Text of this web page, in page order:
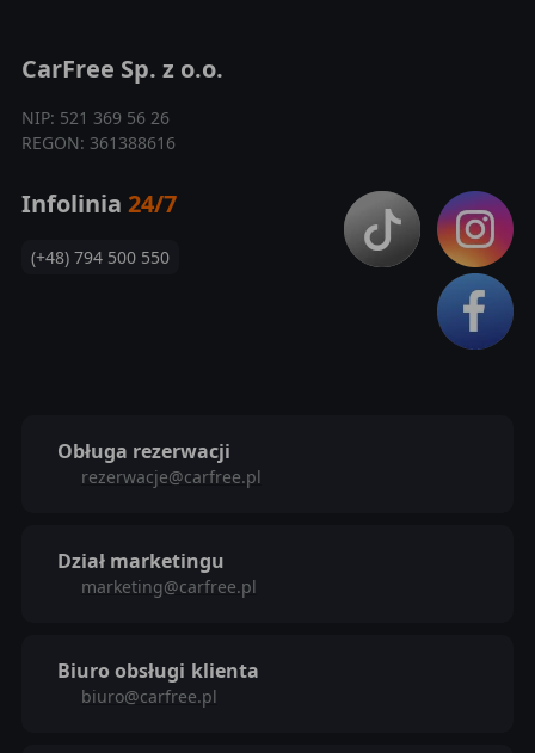
CarFree Sp. z o.o.
NIP: 521 369 56 26
REGON: 361388616
Infolinia 24/7
(+48) 794 500 550
Obługa rezerwacji
rezerwacje@carfree.pl
Dział marketingu
marketing@carfree.pl
Biuro obsługi klienta
biuro@carfree.pl